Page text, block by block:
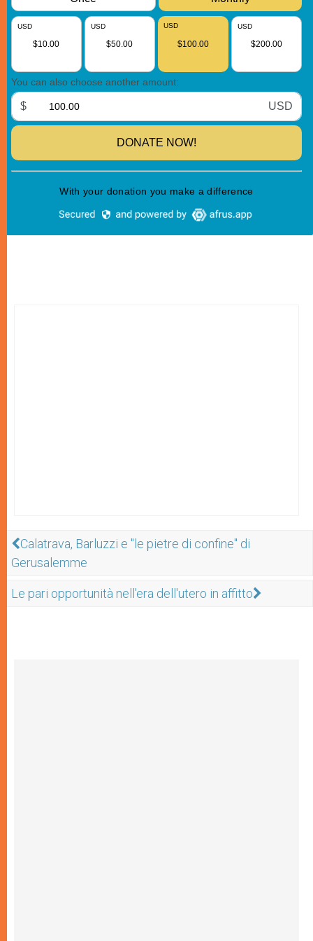
Calatrava, Barluzzi e "le pietre di confine" di
Gerusalemme
Le pari opportunità nell'era dell'utero in affitto